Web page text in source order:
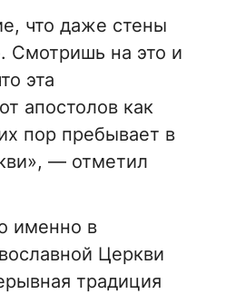
что даже стены
Смотришь на это и
эта
апостолов как
пор пребывает в
— отметил
именно в
Церкви
традиция